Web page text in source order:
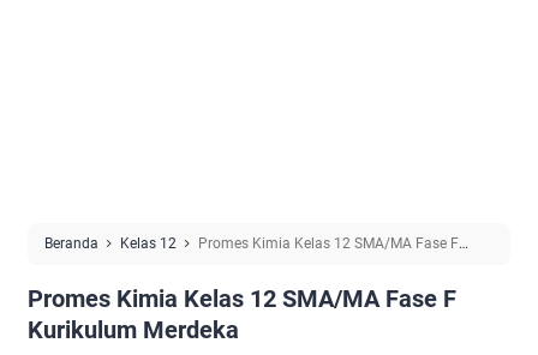
Beranda Kelas 12
Promes Kimia Kelas 12 SMA/MA Fase F
Promes Kimia Kelas 12 SMA/MA Fase F
Kurikulum Merdeka